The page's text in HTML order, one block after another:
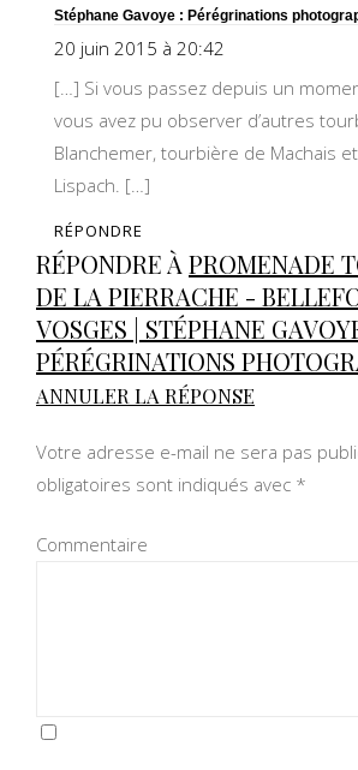
Stéphane Gavoye : Pérégrinations
20 juin 2015 à 20:42
[…] Si vous passez depuis un
vous avez pu observer d’autres
Blanchemer, tourbière de Machais
Lispach. […]
RÉPONDRE
RÉPONDRE À PROMENADE
DE LA PIERRACHE -
VOSGES | STÉPHANE
PÉRÉGRINATIONS
ANNULER LA RÉPONSE
Votre adresse e-mail ne sera pas
obligatoires sont indiqués avec *
Commentaire